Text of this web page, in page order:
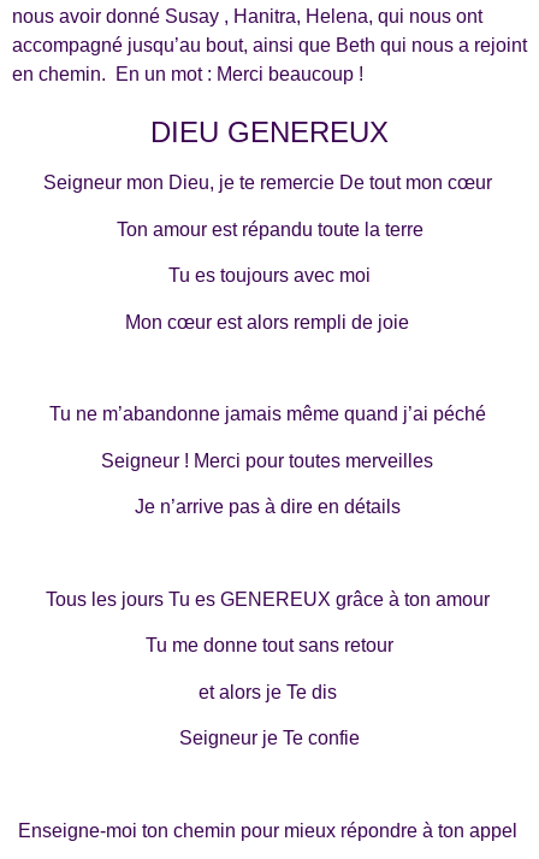
nous avoir donné Susay , Hanitra, Helena, qui nous ont
accompagné jusqu’au bout, ainsi que Beth qui nous a rejoint
en chemin. En un mot : Merci beaucoup !
DIEU GENEREUX
Seigneur mon Dieu, je te remercie De tout mon cœur
Ton amour est répandu toute la terre
Tu es toujours avec moi
Mon cœur est alors rempli de joie
Tu ne m’abandonne jamais même quand j’ai péché
Seigneur ! Merci pour toutes merveilles
Je n’arrive pas à dire en détails
Tous les jours Tu es GENEREUX grâce à ton amour
Tu me donne tout sans retour
et alors je Te dis
Seigneur je Te confie
Enseigne-moi ton chemin pour mieux répondre à ton appel